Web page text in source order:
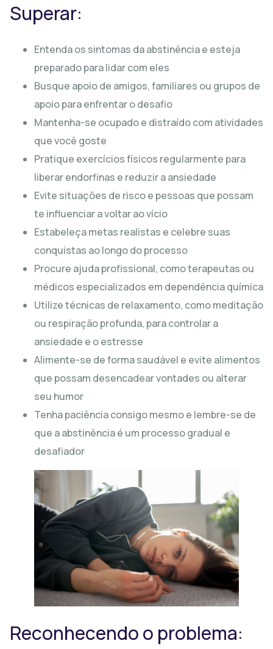
Superar:
Entenda os sintomas da abstinência e esteja
preparado para lidar com eles
Busque apoio de amigos, familiares ou grupos de
apoio para enfrentar o desafio
Mantenha-se ocupado e distraído com atividades
que você goste
Pratique exercícios físicos regularmente para
liberar endorfinas e reduzir a ansiedade
Evite situações de risco e pessoas que possam
te influenciar a voltar ao vício
Estabeleça metas realistas e celebre suas
conquistas ao longo do processo
Procure ajuda profissional, como terapeutas ou
médicos especializados em dependência química
Utilize técnicas de relaxamento, como meditação
ou respiração profunda, para controlar a
ansiedade e o estresse
Alimente-se de forma saudável e evite alimentos
que possam desencadear vontades ou alterar
seu humor
Tenha paciência consigo mesmo e lembre-se de
que a abstinência é um processo gradual e
desafiador
Reconhecendo o problema: